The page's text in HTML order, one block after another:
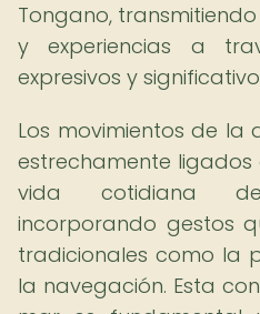
Tongano,
y experiencias a
expresivos y
Los movimientos de la
estrechamente
vida cotidiana
incorporando gestos
tradicionales como la
la navegación. Esta